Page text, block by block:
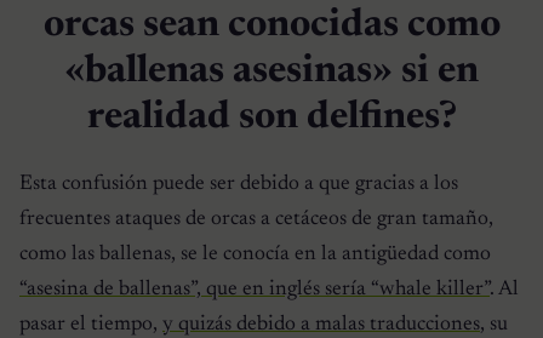
orcas sean conocidas como
«ballenas asesinas» si en
realidad son delfines?
Esta confusión puede ser debido a que gracias a los
frecuentes ataques de orcas a cetáceos de gran tamaño,
como las ballenas, se le conocía en la antigüedad como
“asesina de ballenas”, que en inglés sería “whale killer”. Al
pasar el tiempo, y quizás debido a malas traducciones, su